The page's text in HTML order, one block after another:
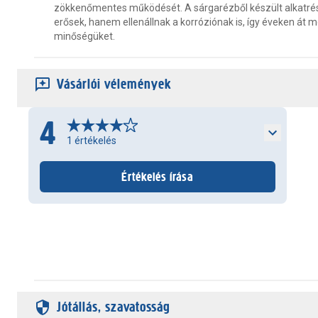
zökkenőmentes működését. A sárgarézből készült
erősek, hanem ellenállnak a korróziónak is, így éveken át
minőségüket.
Vásárlói vélemények
4 1 értékelés
Értékelés írása
Jótállás, szavatosság